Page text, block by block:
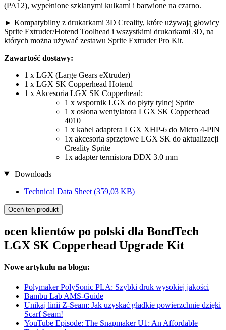
(PA12), wypełnione szklanymi kulkami i barwione na czarno.
► Kompatybilny z drukarkami 3D Creality, które używają głowicy
Sprite Extruder/Hotend Toolhead i wszystkimi drukarkami 3D, na
których można używać zestawu Sprite Extruder Pro Kit.
Zawartość dostawy:
1 x LGX (Large Gears eXtruder)
1 x LGX SK Copperhead Hotend
1 x Akcesoria LGX SK Copperhead:
1 x wspornik LGX do płyty tylnej Sprite
1 x osłona wentylatora LGX SK Copperhead
4010
1 x kabel adaptera LGX XHP-6 do Micro 4-PIN
1x akcesoria sprzętowe LGX SK do aktualizacji
Creality Sprite
1x adapter termistora DDX 3.0 mm
Downloads
Technical Data Sheet (359,03 KB)
Oceń ten produkt
ocen klientów po polski dla BondTech
LGX SK Copperhead Upgrade Kit
Nowe artykułu na blogu:
Polymaker PolySonic PLA: Szybki druk wysokiej jakości
Bambu Lab AMS-Guide
Unikaj linii Z-Seam: Jak uzyskać gładkie powierzchnie dzięki
Scarf Seam!
YouTube Episode: The Snapmaker U1: An Affordable